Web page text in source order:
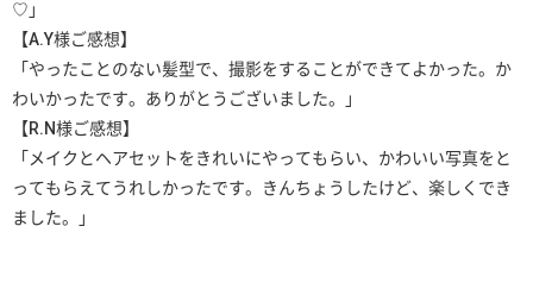
♡」
【A.Y様ご感想】
「やったことのない髪型で、撮影をすることができてよかった。か
わいかったです。ありがとうございました。」
【R.N様ご感想】
「メイクとヘアセットをきれいにやってもらい、かわいい写真をと
ってもらえてうれしかったです。きんちょうしたけど、楽しくでき
ました。」